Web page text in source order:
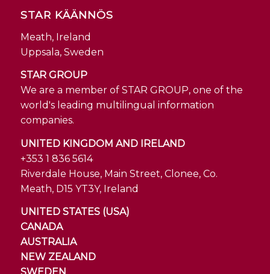
STAR KÄÄNNÖS
Meath, Ireland
Uppsala, Sweden
STAR GROUP
We are a member of STAR GROUP, one of the
world's leading multilingual information
companies.
UNITED KINGDOM AND IRELAND
+353 1 836 5614
Riverdale House, Main Street, Clonee, Co.
Meath, D15 YT3Y, Ireland
UNITED STATES (USA)
CANADA
AUSTRALIA
NEW ZEALAND